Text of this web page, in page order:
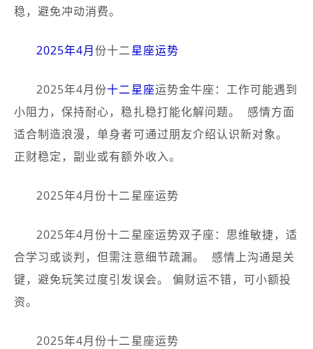
稳，避免冲动消费。
2025年4月份十二星座运势
2025年4月份十二星座运势金牛座：工作可能遇到
小阻力，保持耐心，稳扎稳打能化解问题。 ️ 感情方面
适合制造浪漫，单身者可通过朋友介绍认识新对象。
正财稳定，副业或有额外收入。
2025年4月份十二星座运势
2025年4月份十二星座运势双子座：思维敏捷，适
合学习或谈判，但需注意细节疏漏。 ️ 感情上沟通是关
键，避免玩笑过度引发误会。 偏财运不错，可小额投
资。
2025年4月份十二星座运势